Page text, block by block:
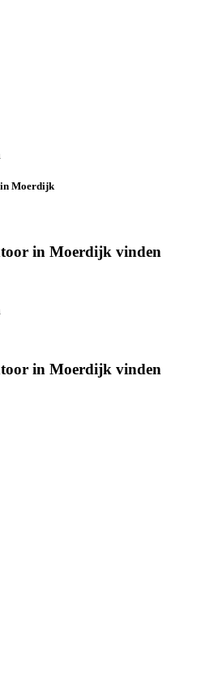
Moerdijk
in Moerdijk vinden
in Moerdijk vinden